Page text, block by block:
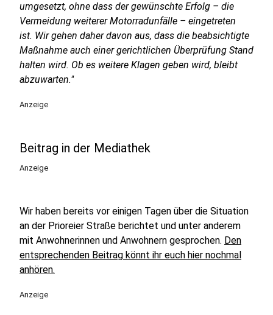
umgesetzt, ohne dass der gewünschte Erfolg – die
Vermeidung weiterer Motorradunfälle – eingetreten
ist. Wir gehen daher davon aus, dass die beabsichtigte
Maßnahme auch einer gerichtlichen Überprüfung Stand
halten wird. Ob es weitere Klagen geben wird, bleibt
abzuwarten."
Anzeige
Beitrag in der Mediathek
Anzeige
Wir haben bereits vor einigen Tagen über die Situation
an der Prioreier Straße berichtet und unter anderem
mit Anwohnerinnen und Anwohnern gesprochen. Den
entsprechenden Beitrag könnt ihr euch hier nochmal
anhören.
Anzeige